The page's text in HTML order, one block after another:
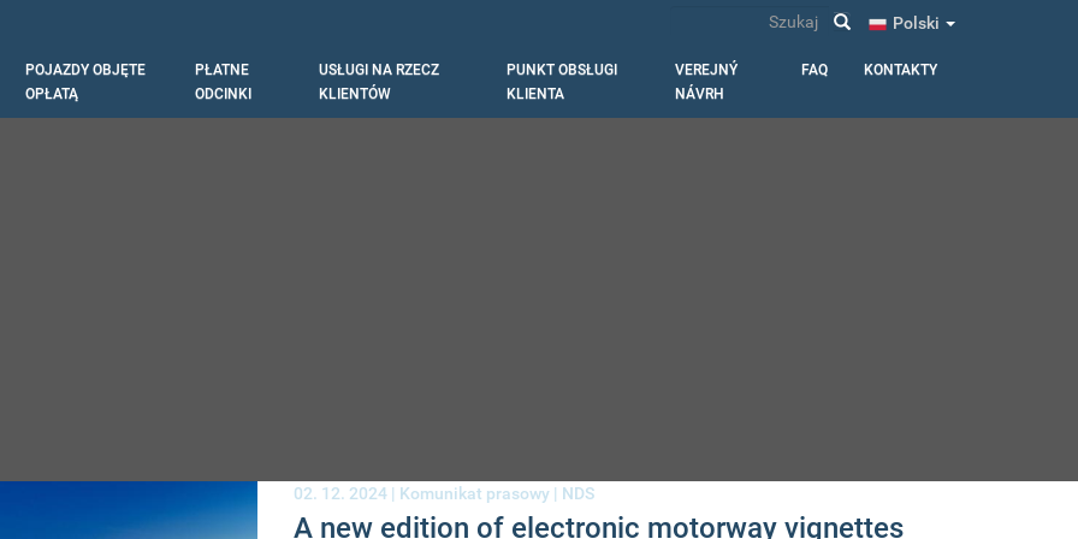
Polski
Szukaj
POJAZDY OBJĘTE
OPŁATĄ
PŁATNE
ODCINKI
USŁUGI NA RZECZ
KLIENTÓW
PUNKT OBSŁUGI
KLIENTA
VEREJNÝ
NÁVRH
FAQ KONTAKTY
02. 12. 2024 | Komunikat prasowy| NDS
A new edition of electronic motorway vignettes